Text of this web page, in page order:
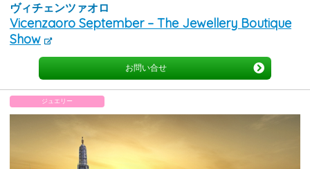
ヴィチェンツァオロ
Vicenzaoro September – The Jewellery Boutique
Show
お問い合せ
ジュエリー